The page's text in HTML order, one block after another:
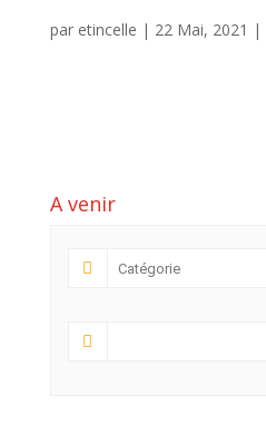
par etincelle | 22 Mai, 2021 |
A venir